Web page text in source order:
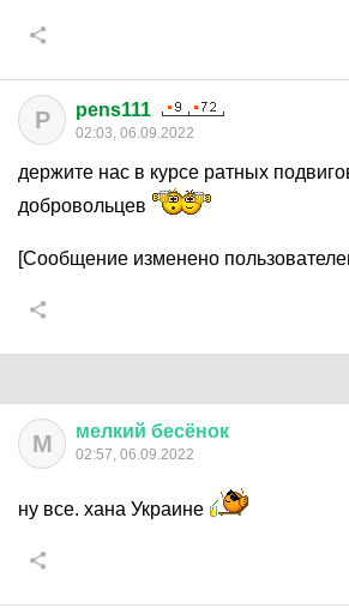
P pens111
02:03, 06.09.2022
держите нас в курсе ратных
добровольцев
[Сообщение изменено
М мелкий бесёнок
02:57, 06.09.2022
ну все. хана Украине